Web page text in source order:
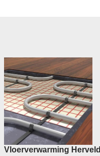
Vloerverwarming Herveld